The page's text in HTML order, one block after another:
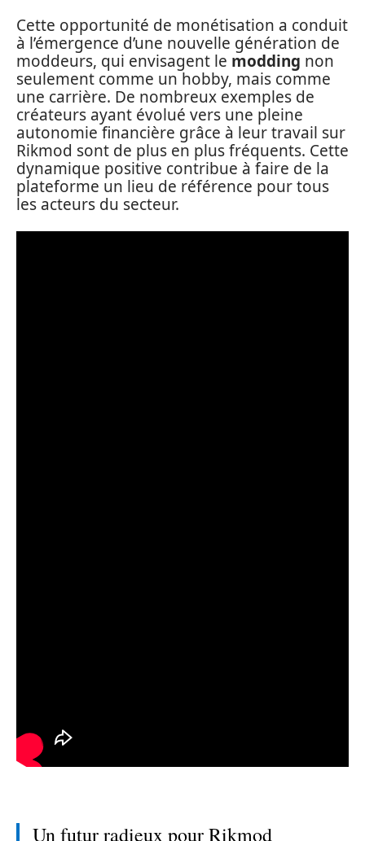
Cette opportunité de monétisation a conduit
à l’émergence d’une nouvelle génération de
moddeurs, qui envisagent le modding non
seulement comme un hobby, mais comme
une carrière. De nombreux exemples de
créateurs ayant évolué vers une pleine
autonomie financière grâce à leur travail sur
Rikmod sont de plus en plus fréquents. Cette
dynamique positive contribue à faire de la
plateforme un lieu de référence pour tous
les acteurs du secteur.
Un futur radieux pour Rikmod